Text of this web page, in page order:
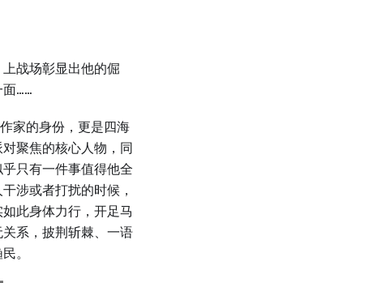
战场彰显出他的倔
面……
家的身份，更是四海
聚焦的核心人物，同
只有一件事值得他全
涉或者打扰的时候，
此身体力行，开足马
系，披荆斩棘、一语
。